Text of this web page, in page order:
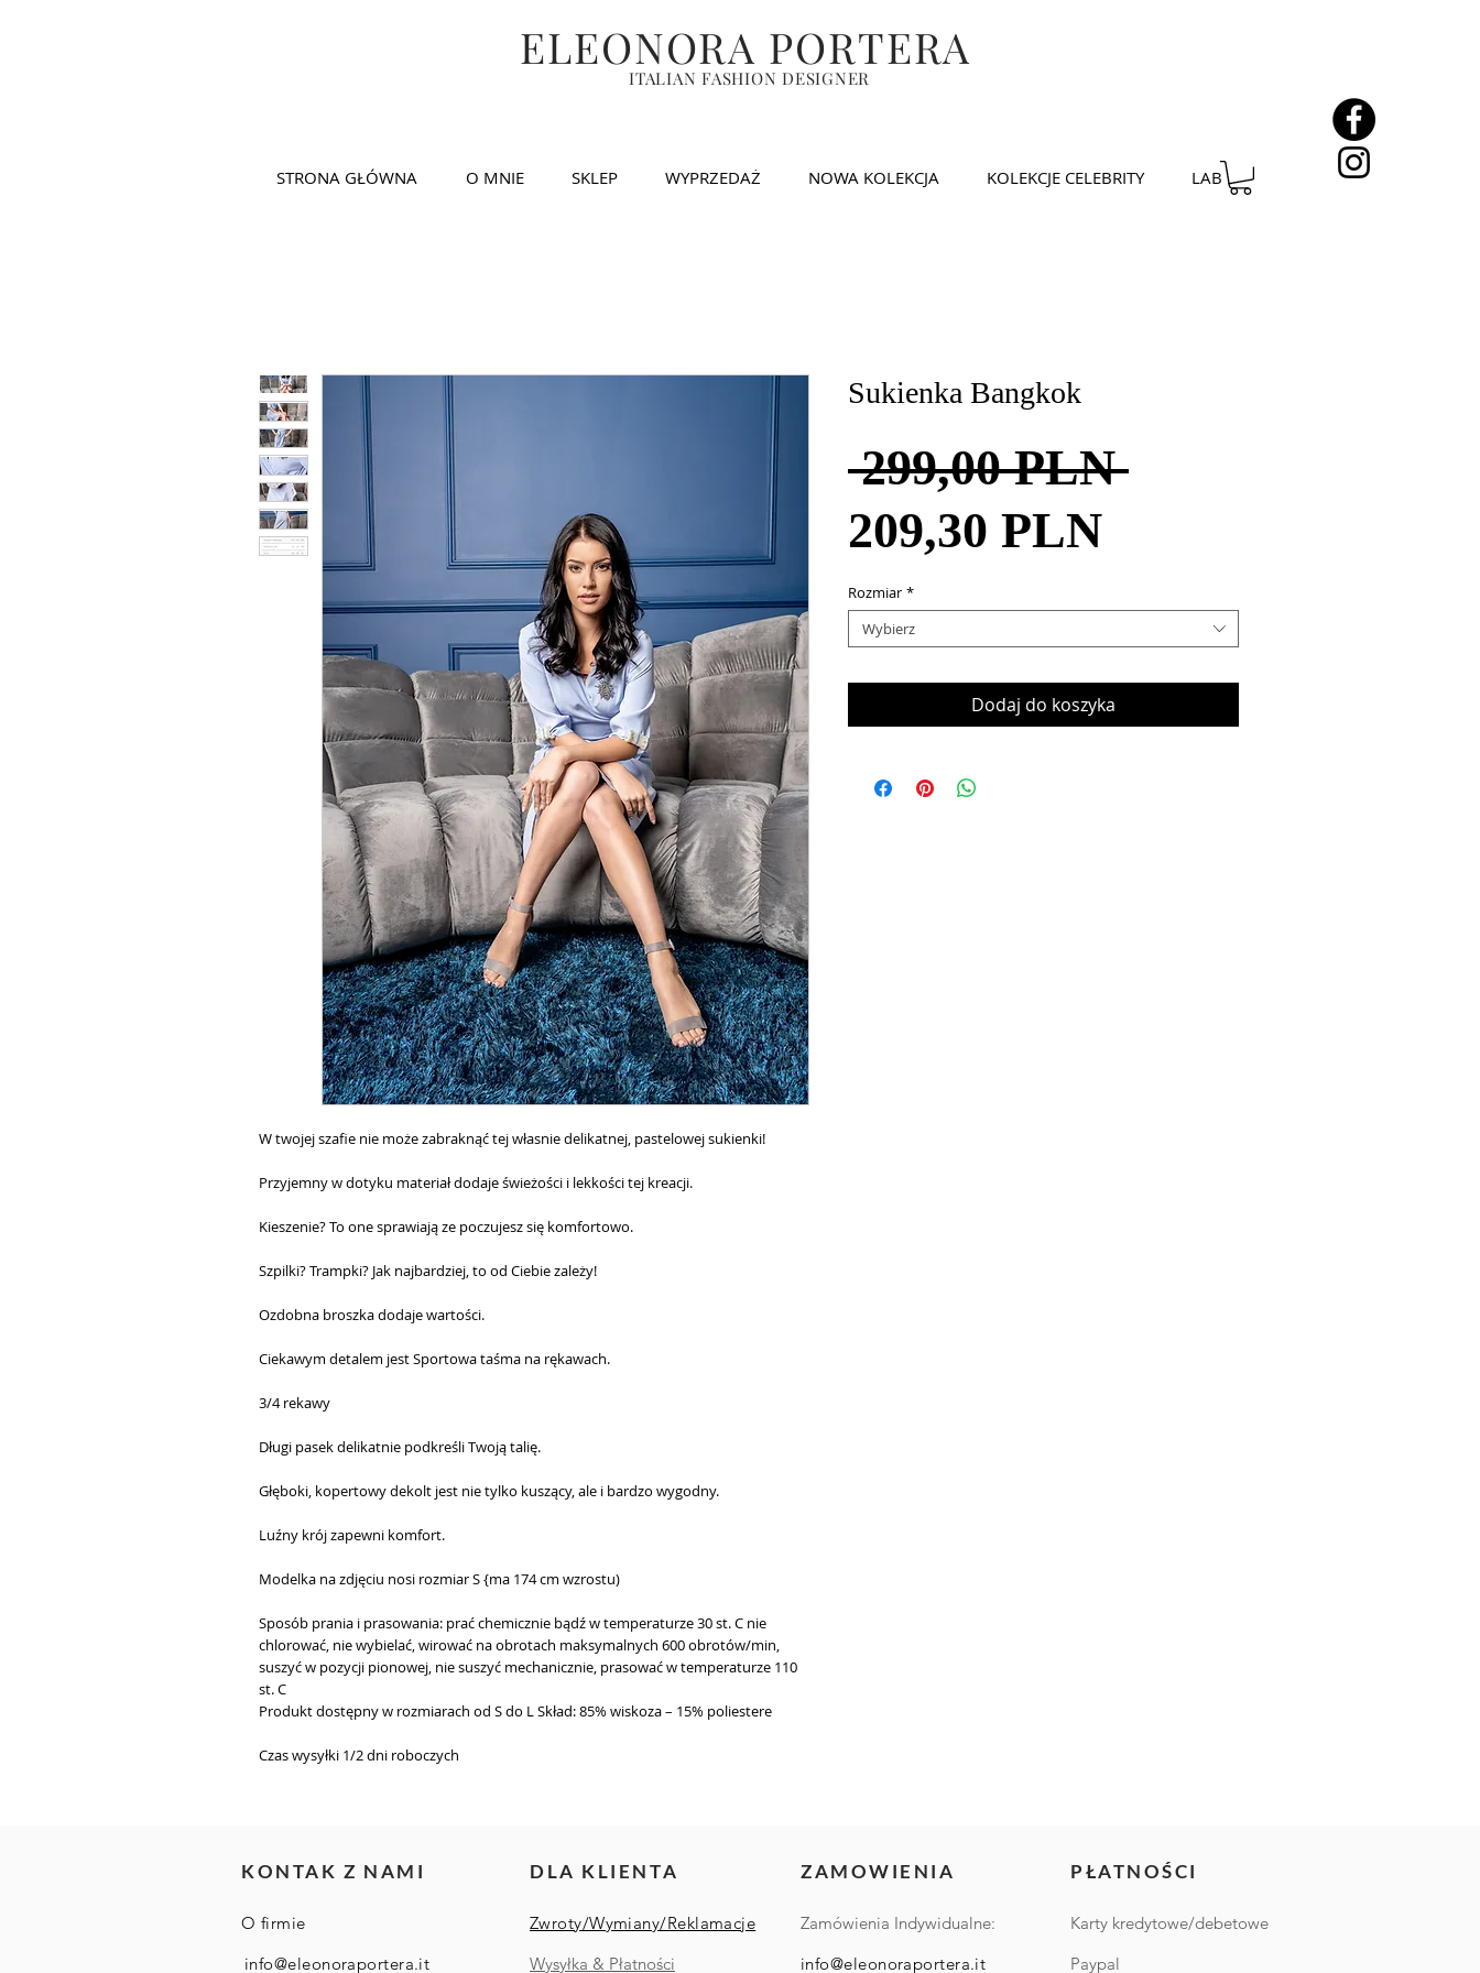
ELEONORA PORTERA
ITALIAN FASHION DESIGNER
STRONA GŁÓWNA O MNIE SKLEP WYPRZEDAŻ NOWA KOLEKCJA KOLEKCJE CELEBRITY LAB
W twojej szafie nie może zabraknąć tej własnie delikatnej, pastelowej sukienki!
Przyjemny w dotyku materiał dodaje świeżości i lekkości tej kreacji.
Kieszenie? To one sprawiają ze poczujesz się komfortowo.
Szpilki? Trampki? Jak najbardziej, to od Ciebie zależy!
Ozdobna broszka dodaje wartości.
Ciekawym detalem jest Sportowa taśma na rękawach.
3/4 rekawy
Długi pasek delikatnie podkreśli Twoją talię.
Głęboki, kopertowy dekolt jest nie tylko kuszący, ale i bardzo wygodny.
Luźny krój zapewni komfort.
Modelka na zdjęciu nosi rozmiar S {ma 174 cm wzrostu)
Sposób prania i prasowania: prać chemicznie bądź w temperaturze 30 st. C nie
chlorować, nie wybielać, wirować na obrotach maksymalnych 600 obrotów/min,
suszyć w pozycji pionowej, nie suszyć mechanicznie, prasować w temperaturze 110
st. C
Produkt dostępny w rozmiarach od S do L Skład: 85% wiskoza – 15% poliestere
Czas wysyłki 1/2 dni roboczych
Sukienka Bangkok
299,00 PLN Regularna
209,30 PLNCena
Rozmiar *
Wybierz
Dodaj do koszyka
KONTAK Z NAMI
O firmie
info@eleonoraportera.it
DLA KLIENTA
Zwroty/Wymiany/Reklamacje
Wysyłka & Płatności
ZAMOWIENIA
Zamówienia Indywidualne:
info@eleonoraportera.it
PŁATNOŚCI
Karty kredytowe/debetowe
Paypal